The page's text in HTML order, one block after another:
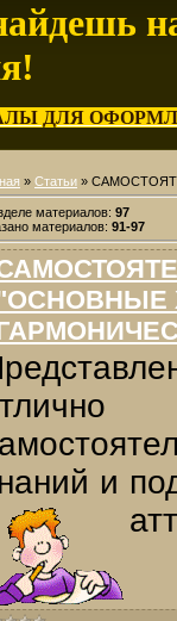
ДЛЯ
» Статьи »
материалов: 97
материалов: 91-97
и